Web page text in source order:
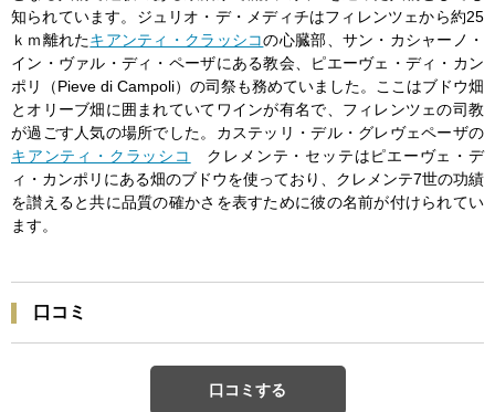
知られています。ジュリオ・デ・メディチはフィレンツェから約25
ｋｍ離れたキアンティ・クラッシコの心臓部、サン・カシャーノ・
イン・ヴァル・ディ・ペーザにある教会、ピエーヴェ・ディ・カン
ポリ（Pieve di Campoli）の司祭も務めていました。ここはブドウ畑
とオリーブ畑に囲まれていてワインが有名で、フィレンツェの司教
が過ごす人気の場所でした。カステッリ・デル・グレヴェペーザの
キアンティ・クラッシコ
クレメンテ・セッテはピエーヴェ・デ
ィ・カンポリにある畑のブドウを使っており、クレメンテ7世の功績
を讃えると共に品質の確かさを表すために彼の名前が付けられてい
ます。
口コミ
口コミする